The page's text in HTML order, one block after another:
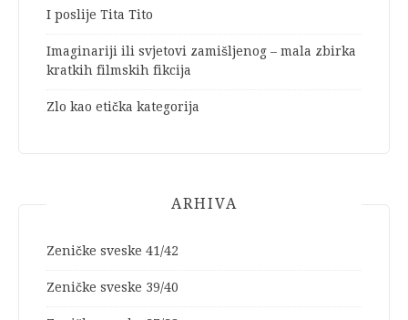
I poslije Tita Tito
Imaginariji ili svjetovi zamišljenog – mala zbirka
kratkih filmskih fikcija
Zlo kao etička kategorija
ARHIVA
Zeničke sveske 41/42
Zeničke sveske 39/40